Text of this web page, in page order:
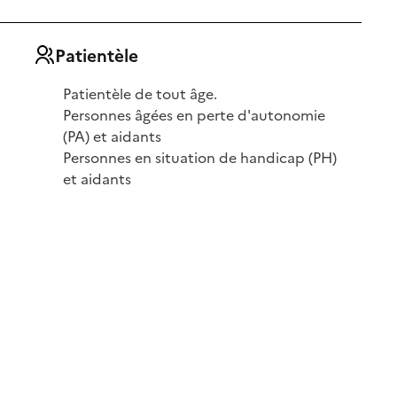
Patientèle
Patientèle de tout âge.
Personnes âgées en perte d'autonomie
(PA) et aidants
Personnes en situation de handicap (PH)
et aidants